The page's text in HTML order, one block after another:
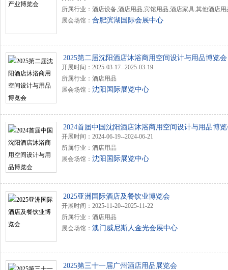
所属行业：酒店设备,酒店用品,宾馆用品,酒店家具,其他酒店用
展会场馆： 合肥滨湖国际会展中心
2025第二届沈阳酒店沐浴商用空间设计与用品博览会
开展时间：2025-03-17--2025-03-19
所属行业：酒店用品
展会场馆： 沈阳国际展览中心
2024首届中国沈阳酒店沐浴商用空间设计与用品博
开展时间：2024-06-19--2024-06-21
所属行业：酒店用品
展会场馆： 沈阳国际展览中心
2025亚洲国际酒店及餐饮业博览会
开展时间：2025-11-20--2025-11-22
所属行业：酒店用品
展会场馆： 澳门威尼斯人金光会展中心
2025第三十一届广州酒店用品展览会